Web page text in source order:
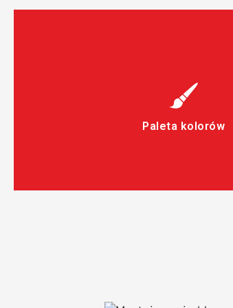
Paleta kolorów